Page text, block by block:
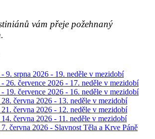
vám přeje požehnaný
9. srpna 2026 - 19. neděle v mezidobí
26. července 2026 - 17. neděle v mezidobí
19. července 2026 - 16. neděle v mezidobí
června 2026 - 13. neděle v mezidobí
června 2026 - 12. neděle v mezidobí
června 2026 - 11. neděle v mezidobí
června 2026 - Slavnost Těla a Krve Páně